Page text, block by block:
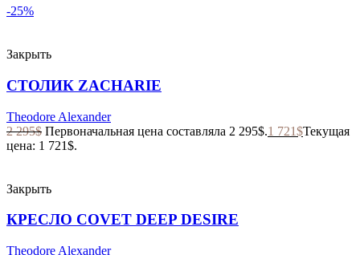
-25%
Закрыть
СТОЛИК ZACHARIE
Theodore Alexander
2 295$ Первоначальная цена составляла 2 295$.1 721$Текущая
цена: 1 721$.
Закрыть
КРЕСЛО COVET DEEP DESIRE
Theodore Alexander